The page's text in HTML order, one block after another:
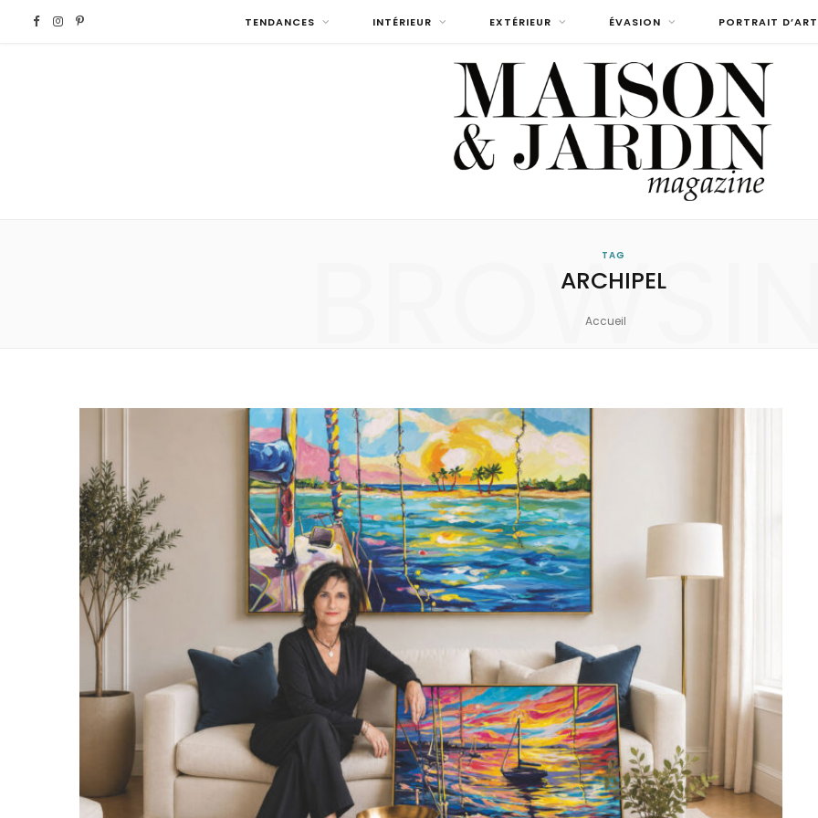
F I P TENDANCES INTÉRIEUR EXTÉRIEUR ÉVASION PORTRAIT
TAG
ARCHIPEL
Accueil